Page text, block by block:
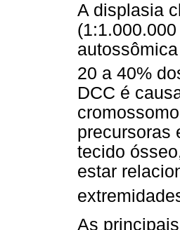
A displasia
20 a 40%
DCC é
precursoras
tecido
estar
As